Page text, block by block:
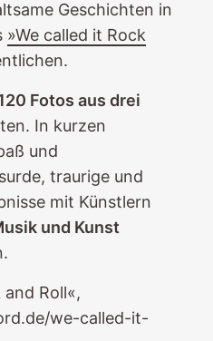
Geschichten in
»We called it Rock
Fotos aus drei
In kurzen
und
traurige und
mit Künstlern
und Kunst